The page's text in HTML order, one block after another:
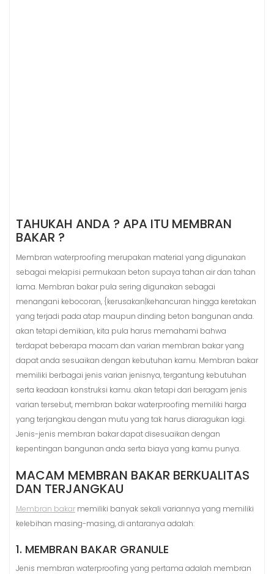
TAHUKAH ANDA ? APA ITU MEMBRAN
BAKAR ?
Membran waterproofing merupakan material yang digunakan
sebagai melapisi permukaan beton supaya tahan air dan tahan
lama. Membran bakar pula sering digunakan sebagai
menangani kebocoran, {kerusakan|kehancuran hingga keretakan
yang terjadi pada atap maupun dinding beton bangunan anda.
akan tetapi demikian, kita pula harus memahami bahwa
terdapat beberapa macam dan varian membran bakar yang
dapat anda sesuaikan dengan kebutuhan kamu. Membran bakar
memiliki berbagai jenis varian jenisnya, tergantung kebutuhan
serta keadaan konstruksi kamu. akan tetapi dari beragam jenis
varian tersebut, membran bakar waterproofing memiliki harga
yang terjangkau dengan mutu yang tak harus diaragukan lagi.
Jenis-jenis membran bakar dapat disesuaikan dengan
kepentingan bangunan anda serta biaya yang kamu punya.
MACAM MEMBRAN BAKAR BERKUALITAS
DAN TERJANGKAU
Membran bakar memiliki banyak sekali variannya yang memiliki
kelebihan masing-masing, di antaranya adalah:
1. MEMBRAN BAKAR GRANULE
Jenis membran waterproofing yang pertama adalah membran